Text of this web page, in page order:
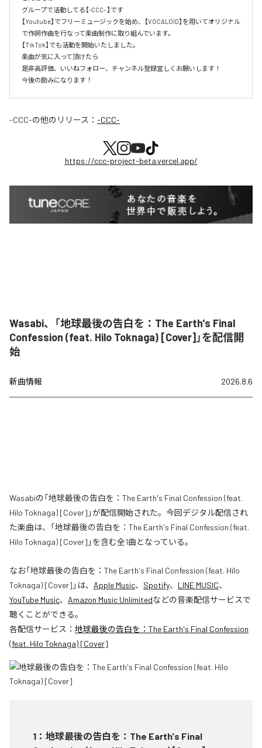
グループで活動してる【-CCC- 】です
【Youtube】でフリーミュージックを始め、【VOCALOID】を用いてオリジナル
で作詞作曲を行なって楽曲制作に取り組んでいます。
【TikTok】でも活動を開始いたしました。
楽曲が気に入って頂けたら
是非高評価、いいねフォロー、チャンネル登録宜しくお願いします！
今後の励みになります！
-CCC-の他のリリース： -CCC-
https://ccc-project-beta.vercel.app/
Wasabi、「地球最後の告白を：The Earth's Final
Confession (feat. Hilo Toknaga) [Cover]」を配信開
始
新曲情報 2026.8.6
Wasabiの「地球最後の告白を：The Earth's Final Confession (feat.
Hilo Toknaga) [Cover]」が配信開始された。今回デジタル配信され
た楽曲は、「地球最後の告白を：The Earth's Final Confession (feat.
Hilo Toknaga) [Cover]」を含む全1曲となっている。
なお「地球最後の告白を：The Earth's Final Confession (feat. Hilo
Toknaga) [Cover] 」は、 Apple Music、 Spotify、 LINE MUSIC、
YouTube Music、 Amazon Music Unlimitedなどの音楽配信サービスで
聴くことができる。
各配信サービス： 地球最後の告白を：The Earth's Final Confession
(feat. Hilo Toknaga) [Cover]
1 ： 地球最後の告白を：The Earth's Final